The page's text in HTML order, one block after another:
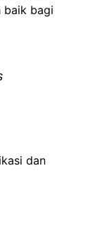
baik bagi
dan